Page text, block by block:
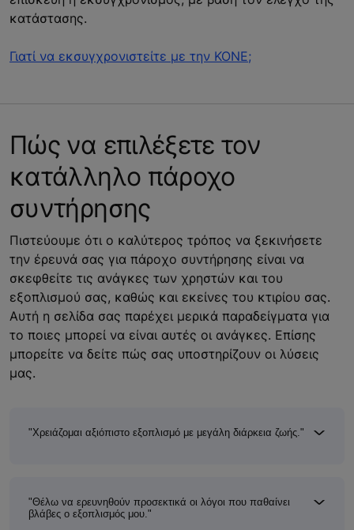
κατάστασης.
Γιατί να εκσυγχρονιστείτε με την KONE;
Πώς να επιλέξετε τον
κατάλληλο πάροχο
συντήρησης
Πιστεύουμε ότι ο καλύτερος τρόπος να ξεκινήσετε
την έρευνά σας για πάροχο συντήρησης είναι να
σκεφθείτε τις ανάγκες των χρηστών και του
εξοπλισμού σας, καθώς και εκείνες του κτιρίου σας.
Αυτή η σελίδα σας παρέχει μερικά παραδείγματα για
το ποιες μπορεί να είναι αυτές οι ανάγκες. Επίσης
μπορείτε να δείτε πώς σας υποστηρίζουν οι λύσεις
μας.
"Χρειάζομαι αξιόπιστο εξοπλισμό με μεγάλη διάρκεια ζωής."
"Θέλω να ερευνηθούν προσεκτικά οι λόγοι που παθαίνει
βλάβες ο εξοπλισμός μου."